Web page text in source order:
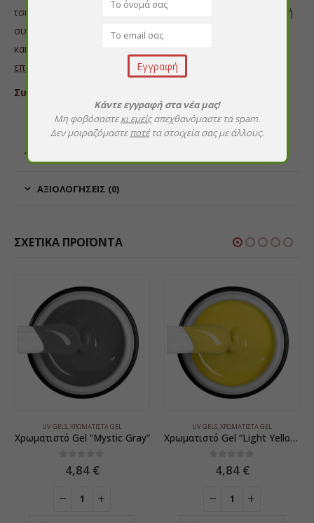
τσιγάρων. Σε περίπτωση κατάποσης, ζητήστε αμέσως ιατρική
συμβουλή
και δείξτε τη συσκευασία ή την ετικέτα.
επαγγελματική χρήση
Συστατικά:
ΑΞΙΟΛΟΓΉΣΕΙΣ (0)
ΣΧΕΤΙΚΆ ΠΡΟΪΌΝΤΑ
UV GELS,ΧΡΩΜΑΤΙΣΤΆ GEL
Χρωματιστό Gel “Mystic Gray”
5
4,84 €
UV GELS,ΧΡΩΜΑΤΙΣΤΆ GEL
Χρωματιστό Gel “Light Yellow”
5
4,84 €
Κάντε εγγραφή στα νέα μας!
Μη φοβόσαστεκι εμείςαπεχθανόμαστε τα spam.
Δεν μοιραζόμαστεποτέτα στοιχεία σας με άλλους.